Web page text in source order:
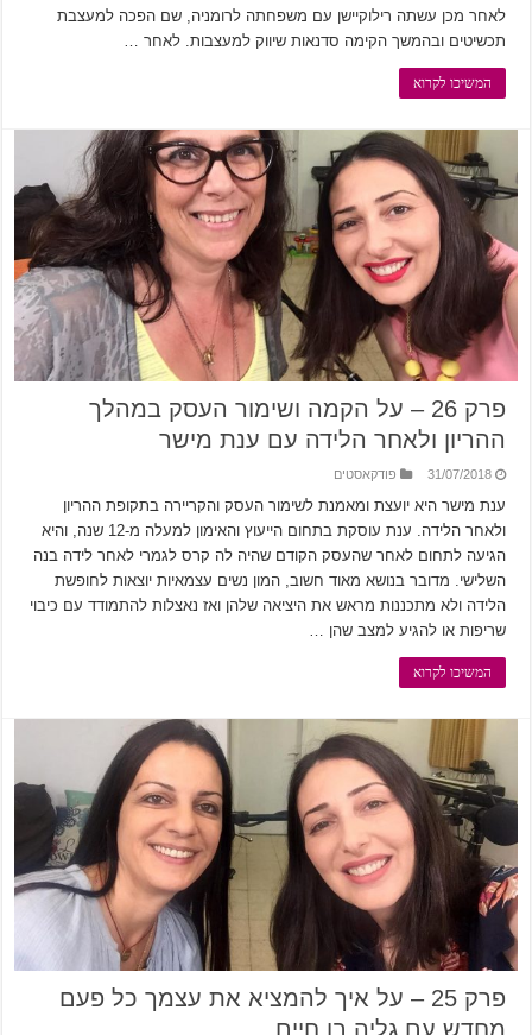
לאחר מכן עשתה רילוקיישן עם משפחתה לרומניה, שם הפכה למעצבת
תכשיטים ובהמשך הקימה סדנאות שיווק למעצבות. לאחר …
המשיכו לקרוא
פרק 26 – על הקמה ושימור העסק במהלך
ההריון ולאחר הלידה עם ענת מישר
31/07/2018 פודקאסטים
ענת מישר היא יועצת ומאמנת לשימור העסק והקריירה בתקופת ההריון
ולאחר הלידה. ענת עוסקת בתחום הייעוץ והאימון למעלה מ-12 שנה, והיא
הגיעה לתחום לאחר שהעסק הקודם שהיה לה קרס לגמרי לאחר לידה בנה
השלישי. מדובר בנושא מאוד חשוב, המון נשים עצמאיות יוצאות לחופשת
הלידה ולא מתכננות מראש את היציאה שלהן ואז נאצלות להתמודד עם כיבוי
שריפות או להגיע למצב שהן …
המשיכו לקרוא
פרק 25 – על איך להמציא את עצמך כל פעם
מחדש עם גליה בן חיים